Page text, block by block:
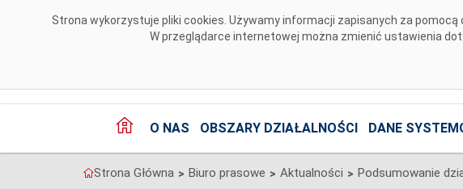
Strona wykorzystuje pliki cookies. Używamy informacji zapisanych za
W przeglądarce internetowej można zmienić ustawienia
O NAS OBSZARY DZIAŁALNOŚCI DANE
Strona Główna > Biuro prasowe > Aktualności >